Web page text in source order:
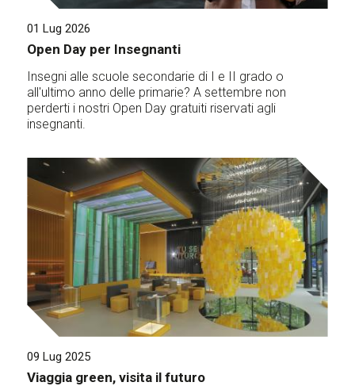
01 Lug 2026
Open Day per Insegnanti
Insegni alle scuole secondarie di I e II grado o
all'ultimo anno delle primarie? A settembre non
perderti i nostri Open Day gratuiti riservati agli
insegnanti.
09 Lug 2025
Viaggia green, visita il futuro